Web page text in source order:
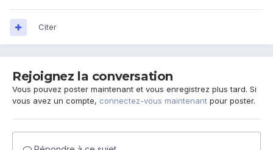
Citer
Rejoignez la conversation
Vous pouvez poster maintenant et vous enregistrez plus tard. Si
vous avez un compte, connectez-vous maintenant pour poster.